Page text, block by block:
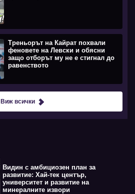
Треньорът на Кайрат похвали
феновете на Левски и обясни
защо отборът му не е стигнал до
равенството
Виж всички
Видин с амбициозен план за
развитие: Хай-тек център,
университет и развитие на
минералните извори